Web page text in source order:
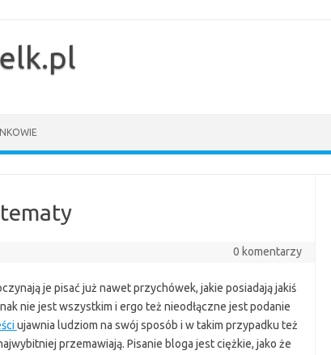
0 komentarzy
je pisać już nawet przychówek, jakie posiadają jakiś
nie jest wszystkim i ergo też nieodłączne jest podanie
ujawnia ludziom na swój sposób i w takim przypadku też
przemawiają. Pisanie bloga jest ciężkie, jako że